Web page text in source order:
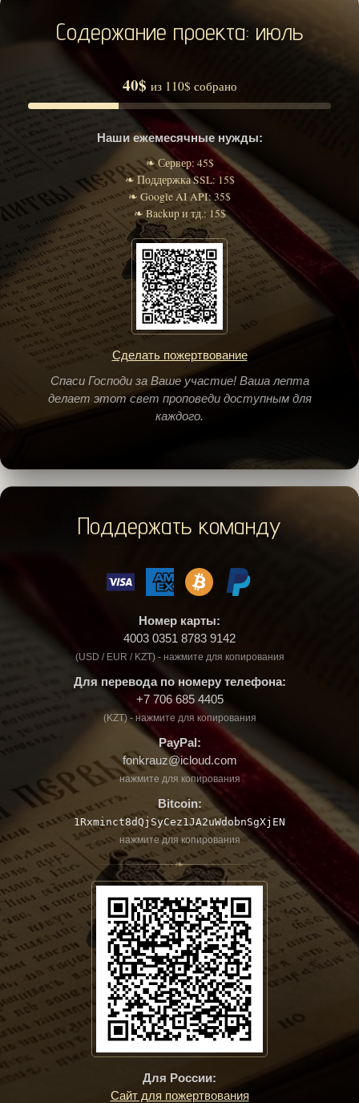
Содержание проекта: июль
40$ из 110$ собрано
Наши ежемесячные нужды:
❧ Сервер: 45$
❧ Поддержка SSL: 15$
❧ Google AI API: 35$
❧ Backup и тд.: 15$
Сделать пожертвование
Спаси Господи за Ваше участие! Ваша лепта
делает этот свет проповеди доступным для
каждого.
Поддержать команду
Номер карты:
4003 0351 8783 9142
(USD / EUR / KZT) - нажмите для копирования
Для перевода по номеру телефона:
+7 706 685 4405
(KZT) - нажмите для копирования
PayPal:
fonkrauz@icloud.com
нажмите для копирования
Bitcoin:
1Rxminct8dQjSyCez1JA2uWdobnSgXjEN
нажмите для копирования
❧
Для России:
Сайт для пожертвования